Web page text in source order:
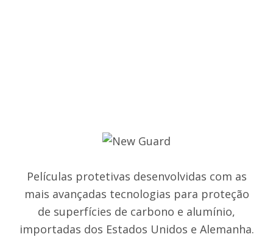
Películas protetivas desenvolvidas com as
mais avançadas tecnologias para proteção
de superfícies de carbono e alumínio,
importadas dos Estados Unidos e Alemanha.